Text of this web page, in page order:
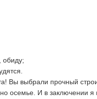
обиду;
Вы выбрали прочный
осемье. И в заключении